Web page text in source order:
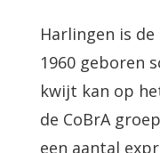
Harlingen is
1960 geboren
kwijt kan op
de CoBrA
een aantal